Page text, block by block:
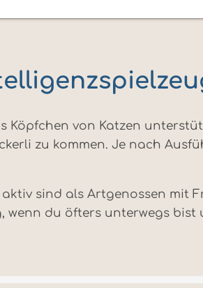
Köpfchen von Katzen
zu kommen. Je nach
sind als Artgenossen mit
du öfters unterwegs